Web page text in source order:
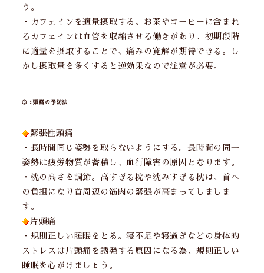
う。
・カフェインを適量摂取する。お茶やコーヒーに含まれ
るカフェインは血管を収縮させる働きがあり、初期段階
に適量を摂取することで、痛みの寛解が期待できる。し
かし摂取量を多くすると逆効果なので注意が必要。
③：頭痛の予防法
緊張性頭痛
・長時間同じ姿勢を取らないようにする。長時間の同一
姿勢は疲労物質が蓄積し、血行障害の原因となります。
・枕の高さを調節。高すぎる枕や沈みすぎる枕は、首へ
の負担になり首周辺の筋肉の緊張が高まってしましま
す。
片頭痛
・規則正しい睡眠をとる。寝不足や寝過ぎなどの身体的
ストレスは片頭痛を誘発する原因になる為、規則正しい
睡眠を心がけましょう。